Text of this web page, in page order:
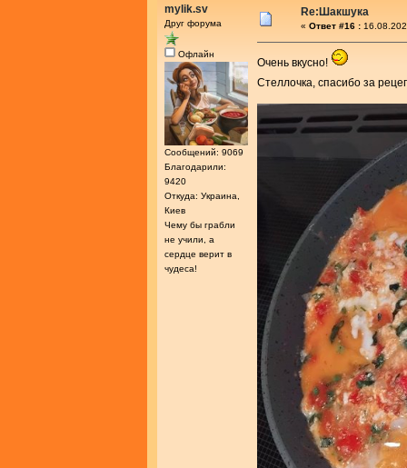
mylik.sv
Друг форума
Офлайн
Сообщений: 9069
Благодарили:
9420
Откуда: Украина,
Киев
Чему бы грабли
не учили, а
сердце верит в
чудеса!
Re:Шакшука
« Ответ #16 :
Очень вкусно!
Стеллочка, спасибо за